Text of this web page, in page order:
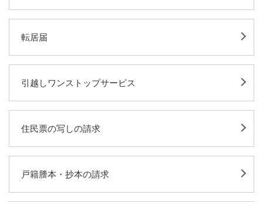
転居届
引越しワンストップサービス
住民票の写しの請求
戸籍謄本・抄本の請求